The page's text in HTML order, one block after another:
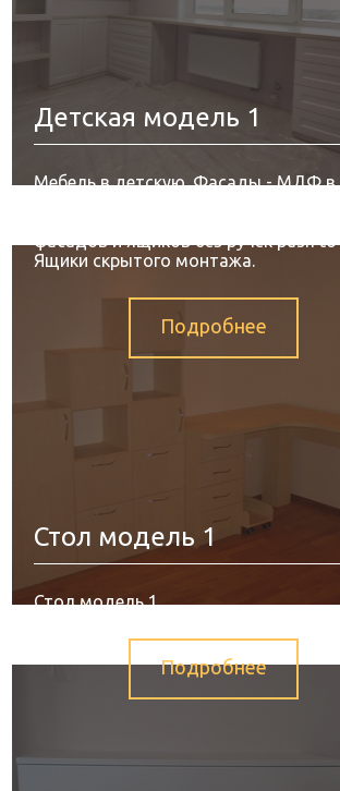
Детская модель 1
Мебель в детскую. Фасады - МДФ в
фасадов и ящиков без ручек push to
Ящики скрытого монтажа.
Подробнее
Стол модель 1
Стол модель 1
Подробнее